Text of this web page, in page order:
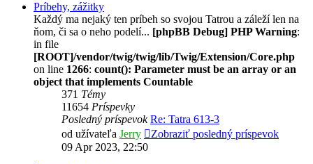
Príbehy, zážitky
Každý ma nejaký ten príbeh so svojou Tatrou a záleží len na
ňom, či sa o neho podelí... [phpBB Debug] PHP Warning:
in file
[ROOT]/vendor/twig/twig/lib/Twig/Extension/Core.php
on line 1266: count(): Parameter must be an array or an
object that implements Countable
371 Témy
11654 Príspevky
Posledný príspevok Re: Tatra 613-3
od užívateľa Jerry
Zobraziť posledný príspevok
09 Apr 2023, 22:50